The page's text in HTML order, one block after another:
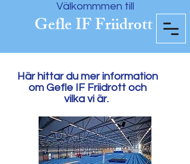
Välkommmen till
Gefle IF Friidrott
Här hittar du mer information
om Gefle IF Friidrott och
vilka vi är.